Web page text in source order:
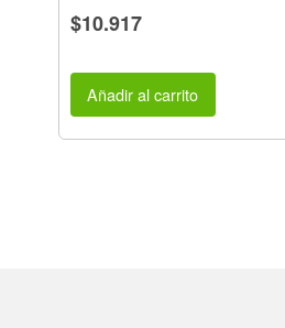
$10.917
Añadir al carrito